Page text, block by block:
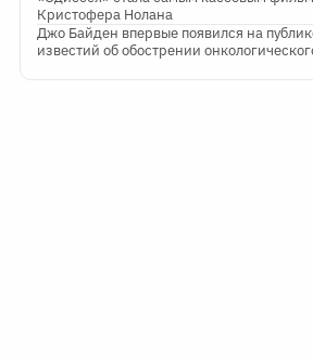
Кристофера Нолана
Джо Байден впервые появился на
известий об обострении